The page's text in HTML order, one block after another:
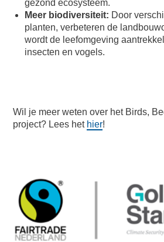
gezond ecosysteem.
Meer biodiversiteit: Door
planten, verbeteren de
wordt de leefomgeving
insecten en vogels.
Wil je meer weten over het Birds,
project? Lees het hier!